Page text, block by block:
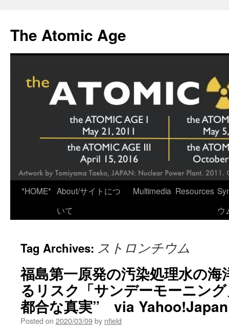
content
The Atomic Age
*HOME* About/サイトにつ
いて
Multimedia Resources
ウ
Tag Archives: ストロンチウム
福島第一原発の汚染処理水の
るリスク「サンデーモーニン
都合な真実” via
Posted on 2020/03/09by nfield